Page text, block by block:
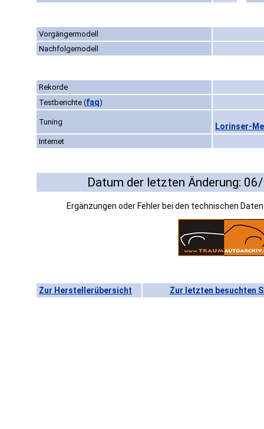
Vorgängermodell
Nachfolgemodell
Rekorde
Testberichte (faq)
Tuning Lorinser-
Internet
Datum der letzten Änderung:
Ergänzungen oder Fehler bei den technischen
Zur Herstellerübersicht Zur letzten besuchten